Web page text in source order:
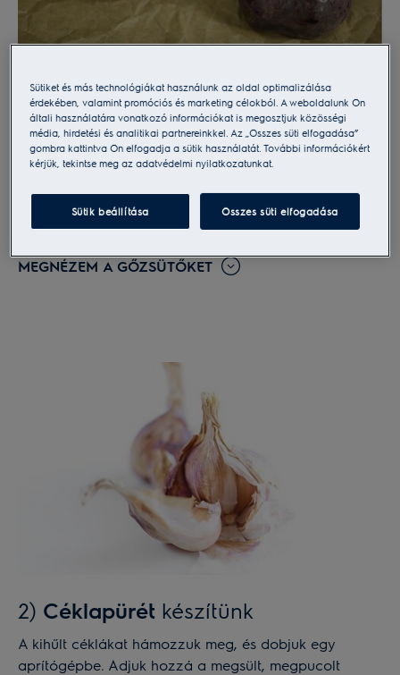
1) Megsütjüka céklát
és alsó részét, helyezzük egy tepsibe, és szórjuk
őket 180 fokos sütőben, kevés gőz hozzáadásával 30
percen keresztül.
MEGNÉZEM A GŐZSÜTŐKET
2) Céklapürét készítünk
A kihűlt céklákat hámozzuk meg, és dobjuk egy
aprítógépbe. Adjuk hozzá a megsült, megpucolt
Sütiket és más technológiákat használunk az oldal optimalizálása
érdekében, valamint promóciós és marketing célokból. A weboldalunk Ön
általi használatára vonatkozó információkat is megosztjuk közösségi
média, hirdetési és analitikai partnereinkkel. Az „Összes süti elfogadása”
gombra kattintva Ön elfogadja a sütik használatát. További információkért
kérjük, tekintse meg az adatvédelmi nyilatkozatunkat.
Sütik beállítása Összes süti elfogadása